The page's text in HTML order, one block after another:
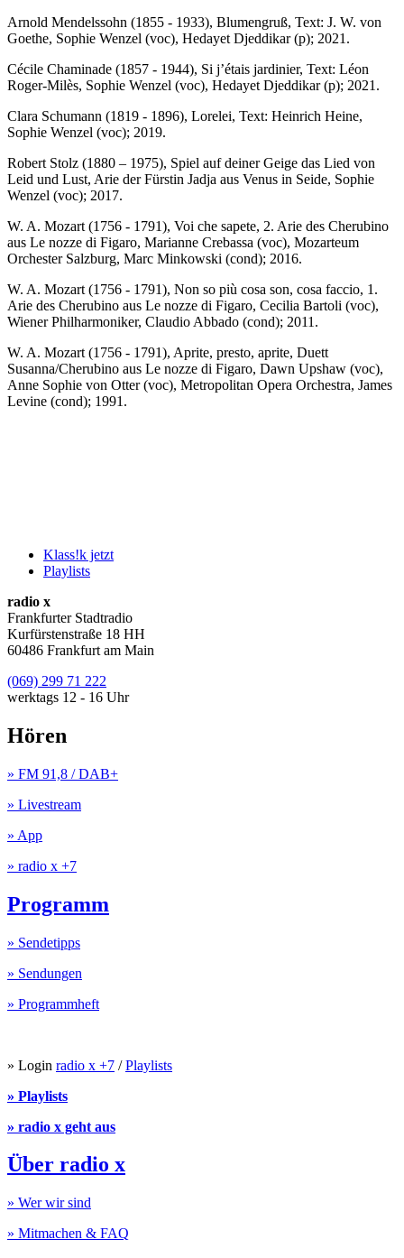
Arnold Mendelssohn (1855 - 1933), Blumengruß, Text: J. W. von
Goethe, Sophie Wenzel (voc), Hedayet Djeddikar (p); 2021.
Cécile Chaminade (1857 - 1944), Si j’étais jardinier, Text: Léon
Roger-Milès, Sophie Wenzel (voc), Hedayet Djeddikar (p); 2021.
Clara Schumann (1819 - 1896), Lorelei, Text: Heinrich Heine,
Sophie Wenzel (voc); 2019.
Robert Stolz (1880 – 1975), Spiel auf deiner Geige das Lied von
Leid und Lust, Arie der Fürstin Jadja aus Venus in Seide, Sophie
Wenzel (voc); 2017.
W. A. Mozart (1756 - 1791), Voi che sapete, 2. Arie des Cherubino
aus Le nozze di Figaro, Marianne Crebassa (voc), Mozarteum
Orchester Salzburg, Marc Minkowski (cond); 2016.
W. A. Mozart (1756 - 1791), Non so più cosa son, cosa faccio, 1.
Arie des Cherubino aus Le nozze di Figaro, Cecilia Bartoli (voc),
Wiener Philharmoniker, Claudio Abbado (cond); 2011.
W. A. Mozart (1756 - 1791), Aprite, presto, aprite, Duett
Susanna/Cherubino aus Le nozze di Figaro, Dawn Upshaw (voc),
Anne Sophie von Otter (voc), Metropolitan Opera Orchestra, James
Levine (cond); 1991.
Klass!k jetzt
Playlists
radio x
Frankfurter Stadtradio
Kurfürstenstraße 18 HH
60486 Frankfurt am Main
(069) 299 71 222
werktags 12 - 16 Uhr
Hören
» FM 91,8 / DAB+
» Livestream
» App
» radio x +7
Programm
» Sendetipps
» Sendungen
» Programmheft
» Login radio x +7 /Playlists
» Playlists
» radio x geht aus
Über radio x
» Wer wir sind
» Mitmachen & FAQ